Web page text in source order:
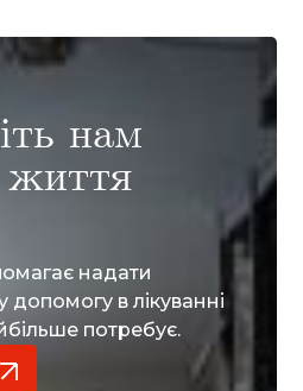
нам
життя
надати
допомогу в лікуванні
потребує.